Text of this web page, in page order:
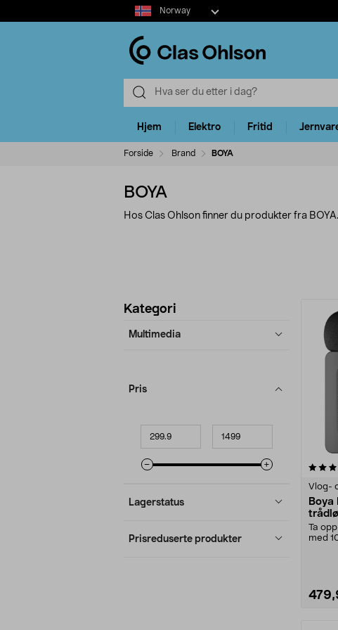
Select
market
Norway
Hjem Elektro Fritid
Forside Brand BOYA
BOYA
Hos Clas Ohlson finner du produkter fra BOYA.
Avgrens
produkter
Kategori
Multimedia
Pris
Lagerstatus
Prisreduserte produkter
4.5 av 5 stjerner
Vlog-
Boya
Ta
med